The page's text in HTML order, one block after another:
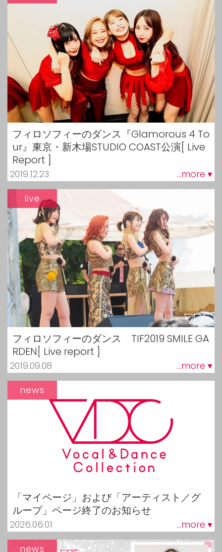
フィロソフィーのダンス『Glamorous 4 To
ur』東京・新木場STUDIO COAST公演[ Live
Report ]
2019.12.23 ...more ▾
フィロソフィーのダンス TIF2019 SMILE GA
RDEN[ Live report ]
2019.09.08 ...more ▾
live
「マイページ」および「アーティスト／グ
ループ」ページ終了のお知らせ
2026.06.01 ...more ▾
news
news